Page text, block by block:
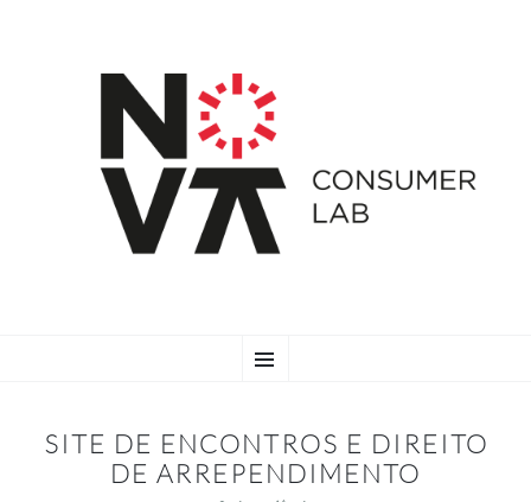
TO
SITE DE ENCONTROS E DIREITO
DE ARREPENDIMENTO